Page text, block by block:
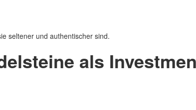
seltener und authentischer sind.
als